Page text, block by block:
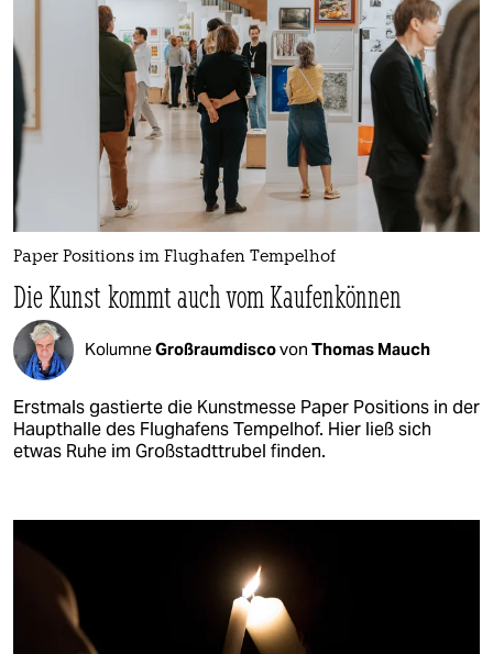
Paper Positions im Flughafen Tempelhof
Die Kunst kommt auch vom Kaufenkönnen
KolumneGroßraumdiscovon Thomas Mauch
Erstmals gastierte die Kunstmesse Paper Positions in der
Haupthalle des Flughafens Tempelhof. Hier ließ sich
etwas Ruhe im Großstadttrubel finden.